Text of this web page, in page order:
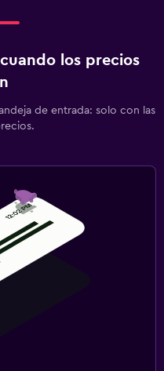
los precios
de entrada: solo con las